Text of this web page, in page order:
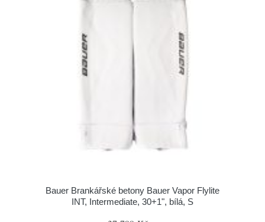
Bauer Brankářské betony Bauer Vapor Flylite
INT, Intermediate, 30+1", bílá, S